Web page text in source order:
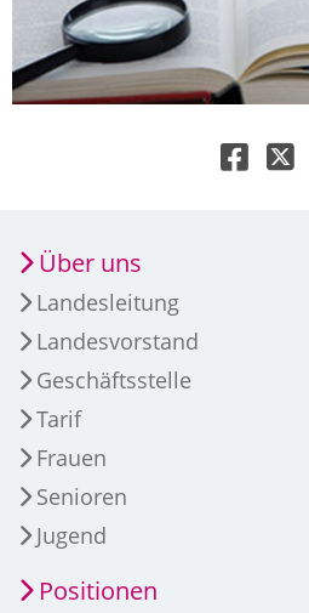
Über uns
Landesleitung
Landesvorstand
Geschäftsstelle
Tarif
Frauen
Senioren
Jugend
Positionen